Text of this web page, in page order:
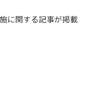
に関する記事が掲載